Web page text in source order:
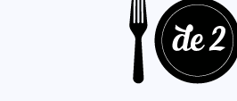
COMUNIDAD DE MADRID